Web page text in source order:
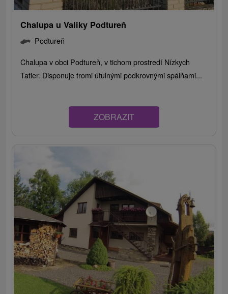
Chalupa u Valiky Podtureň
Podtureň
Chalupa v obci Podtureň, v tichom prostredí Nízkych
Tatier. Disponuje tromi útulnými podkrovnými spálňami...
ZOBRAZIT